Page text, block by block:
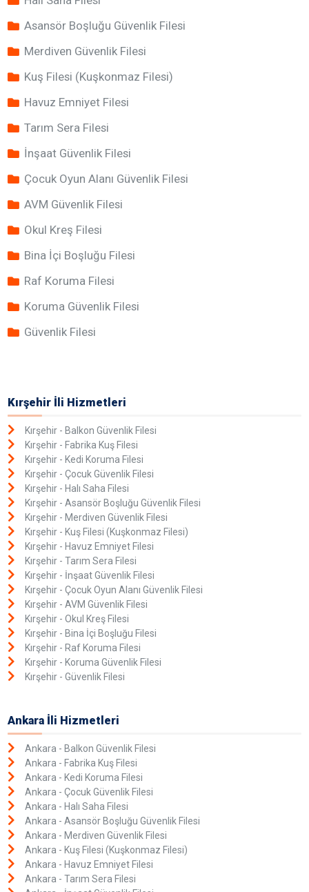
Asansör Boşluğu Güvenlik Filesi
Merdiven Güvenlik Filesi
Kuş Filesi (Kuşkonmaz Filesi)
Havuz Emniyet Filesi
Tarım Sera Filesi
İnşaat Güvenlik Filesi
Çocuk Oyun Alanı Güvenlik Filesi
AVM Güvenlik Filesi
Okul Kreş Filesi
Bina İçi Boşluğu Filesi
Raf Koruma Filesi
Koruma Güvenlik Filesi
Güvenlik Filesi
Kırşehir İli Hizmetleri
Kırşehir - Balkon Güvenlik Filesi
Kırşehir - Fabrika Kuş Filesi
Kırşehir - Kedi Koruma Filesi
Kırşehir - Çocuk Güvenlik Filesi
Kırşehir - Halı Saha Filesi
Kırşehir - Asansör Boşluğu Güvenlik Filesi
Kırşehir - Merdiven Güvenlik Filesi
Kırşehir - Kuş Filesi (Kuşkonmaz Filesi)
Kırşehir - Havuz Emniyet Filesi
Kırşehir - Tarım Sera Filesi
Kırşehir - İnşaat Güvenlik Filesi
Kırşehir - Çocuk Oyun Alanı Güvenlik Filesi
Kırşehir - AVM Güvenlik Filesi
Kırşehir - Okul Kreş Filesi
Kırşehir - Bina İçi Boşluğu Filesi
Kırşehir - Raf Koruma Filesi
Kırşehir - Koruma Güvenlik Filesi
Kırşehir - Güvenlik Filesi
Ankara İli Hizmetleri
Ankara - Balkon Güvenlik Filesi
Ankara - Fabrika Kuş Filesi
Ankara - Kedi Koruma Filesi
Ankara - Çocuk Güvenlik Filesi
Ankara - Halı Saha Filesi
Ankara - Asansör Boşluğu Güvenlik Filesi
Ankara - Merdiven Güvenlik Filesi
Ankara - Kuş Filesi (Kuşkonmaz Filesi)
Ankara - Havuz Emniyet Filesi
Ankara - Tarım Sera Filesi